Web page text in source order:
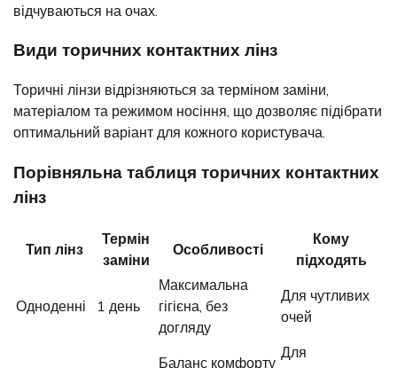
відчуваються на очах.
Види торичних контактних лінз
Торичні лінзи відрізняються за терміном заміни,
матеріалом та режимом носіння, що дозволяє підібрати
оптимальний варіант для кожного користувача.
Порівняльна таблиця торичних контактних
лінз
Тип лінз
Термін
заміни
Особливості
Кому
підходять
Одноденні 1 день
Максимальна
гігієна, без
догляду
Для чутливих
очей
Баланс комфорту
Для